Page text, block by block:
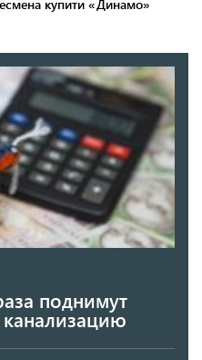
поднимут